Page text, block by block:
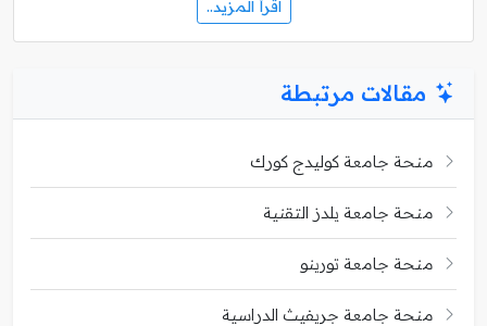
اقرأ المزيد..
مقالات مرتبطة
منحة جامعة كوليدج كورك
منحة جامعة يلدز التقنية
منحة جامعة تورينو
منحة جامعة جريفيث الدراسية